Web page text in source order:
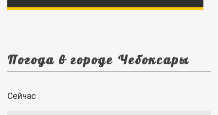
Погода в городе Чебоксары
Сейчас